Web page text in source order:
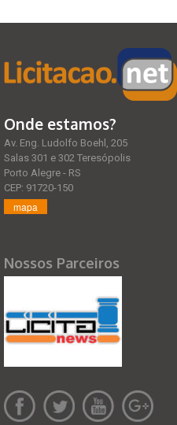
Onde estamos?
Av. Eng. Ludolfo Boehl, 205
Salas 301 e 302 Teresópolis
Porto Alegre - RS
CEP: 91720-150
mapa
Nossos Parceiros